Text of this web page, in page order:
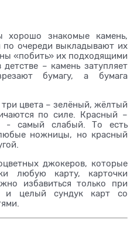
хорошо знакомые камень,
очереди выкладывают их
«побить» их подходящими
– камень затупляет
бумагу, а бумага
три цвета – зелёный, жёлтый
по силе. Красный –
- самый слабый. То есть
ножницы, но красный
джокеров, которые
любую карту, карточки
избавиться только при
и целый сундук карт со